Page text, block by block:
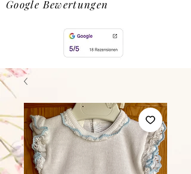
Google Bewertungen